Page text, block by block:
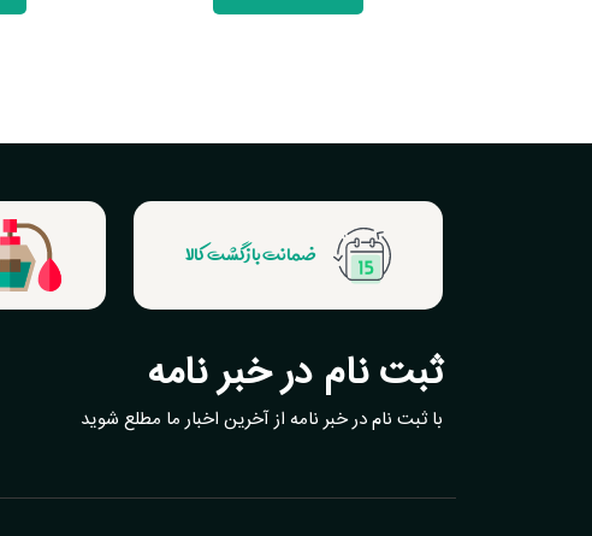
ضمانت بازگشت کالا
ثبت نام در خبر نامه
با ثبت نام در خبر نامه از آخرین اخبار ما مطلع شوید